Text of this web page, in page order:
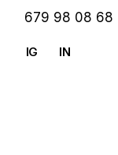
679 98 08 68
IG IN